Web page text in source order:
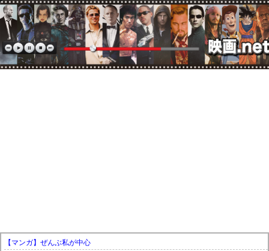
【マンガ】ぜんぶ私が中心